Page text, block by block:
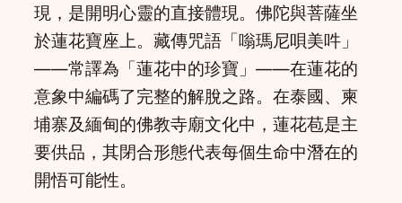
現，是開明心靈的直接體現。佛陀與菩薩坐
於蓮花寶座上。藏傳咒語「嗡瑪尼唄美吽」
——常譯為「蓮花中的珍寶」——在蓮花的
意象中編碼了完整的解脫之路。在泰國、柬
埔寨及緬甸的佛教寺廟文化中，蓮花苞是主
要供品，其閉合形態代表每個生命中潛在的
開悟可能性。